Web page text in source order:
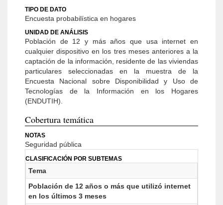
TIPO DE DATO
Encuesta probabilística en hogares
UNIDAD DE ANÁLISIS
Población de 12 y más años que usa internet en
cualquier dispositivo en los tres meses anteriores a la
captación de la información, residente de las viviendas
particulares seleccionadas en la muestra de la
Encuesta Nacional sobre Disponibilidad y Uso de
Tecnologías de la Información en los Hogares
(ENDUTIH).
Cobertura temática
NOTAS
Seguridad pública
CLASIFICACIÓN POR SUBTEMAS
Tema
Población de 12 años o más que utilizó internet
en los últimos 3 meses